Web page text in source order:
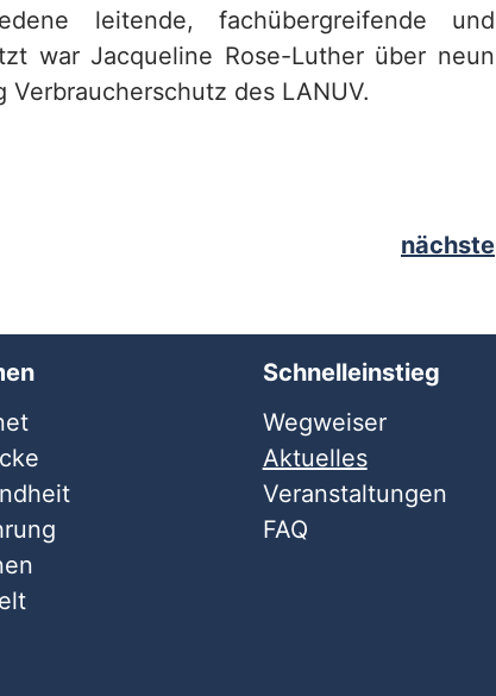
leitende, fachübergreifende und
war Jacqueline Rose-Luther über neun
des LANUV.
nächste
Schnelleinstieg
Wegweiser
Aktuelles
Veranstaltungen
FAQ